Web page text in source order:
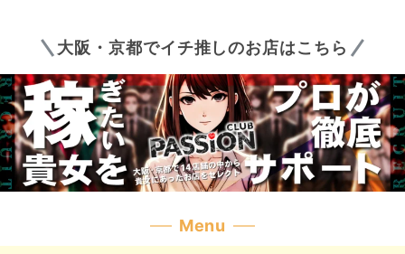
大阪・京都でイチ推しのお店はこちら
Menu